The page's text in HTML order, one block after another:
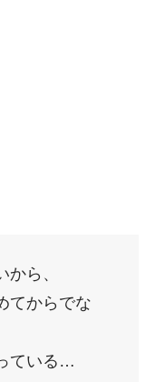
ら、
てからでな
ている…